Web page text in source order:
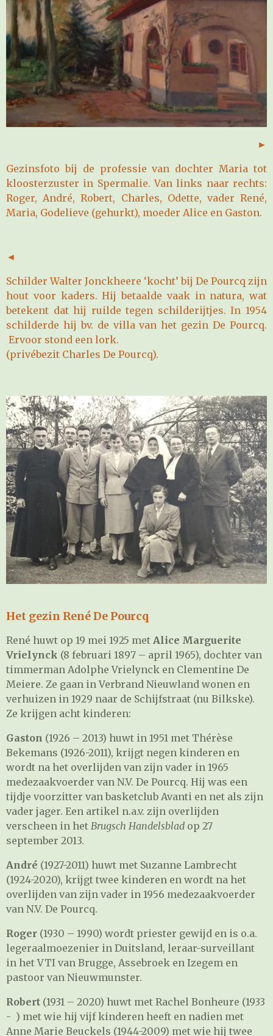
►
Gezinsfoto bij de professie van dochter Maria tot
kloosterzuster in Spermalie. Van links naar rechts:
Roger, André, Robert, Charles, Odette, vader René,
Maria, Godelieve (gehurkt), moeder Alice en Gaston.
◄
Schilder Walter Jonckheere ‘kocht’ bij De Pourcq zijn
hout voor kaders. Hij betaalde vaak in natura, wat
betekent dat hij ruilde tegen schilderijtjes. In 1954
schilderde hij bv. de villa van het gezin De Pourcq.
Ervoor stond een lork.
(privébezit Charles De Pourcq).
Het gezin René De Pourcq
René huwt op 19 mei 1925 met Alice Marguerite
Vrielynck (8 februari 1897 – april 1965), dochter van
timmerman Adolphe Vrielynck en Clementine De
Meiere. Ze gaan in Verbrand Nieuwland wonen en
verhuizen in 1929 naar de Schijfstraat (nu Bilkske).
Ze krijgen acht kinderen:
Gaston (1926 – 2013) huwt in 1951 met Thérèse
Bekemans (1926-2011), krijgt negen kinderen en
wordt na het overlijden van zijn vader in 1965
medezaakvoerder van N.V. De Pourcq. Hij was een
tijdje voorzitter van basketclub Avanti en net als zijn
vader jager. Een artikel n.a.v. zijn overlijden
verscheen in het Brugsch Handelsblad op 27
september 2013.
André (1927-2011) huwt met Suzanne Lambrecht
(1924-2020), krijgt twee kinderen en wordt na het
overlijden van zijn vader in 1956 medezaakvoerder
van N.V. De Pourcq.
Roger (1930 – 1990) wordt priester gewijd en is o.a.
legeraalmoezenier in Duitsland, leraar-surveillant
in het VTI van Brugge, Assebroek en Izegem en
pastoor van Nieuwmunster.
Robert (1931 – 2020) huwt met Rachel Bonheure (1933
- ) met wie hij vijf kinderen heeft en nadien met
Anne Marie Beuckels (1944-2009) met wie hij twee